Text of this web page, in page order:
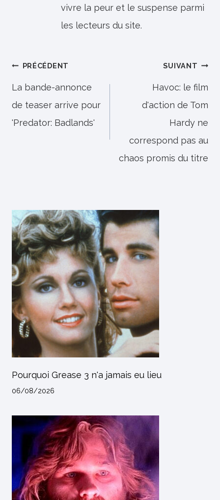
vivre la peur et le suspense parmi
les lecteurs du site.
Navigation
de
l’article
PRÉCÉDENT
La bande-annonce
de teaser arrive pour
'Predator: Badlands'
SUIVANT
Havoc: le film
d'action de Tom
Hardy ne
correspond pas au
chaos promis du titre
Pourquoi Grease 3 n'a jamais eu lieu
06/08/2026